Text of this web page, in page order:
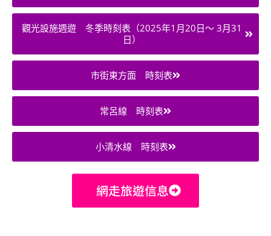
觀光設施週遊 冬季時刻表（2025年1月20日～ 3月31
日）
市街東方面 時刻表
常呂線 時刻表
小清水線 時刻表
網走旅遊信息